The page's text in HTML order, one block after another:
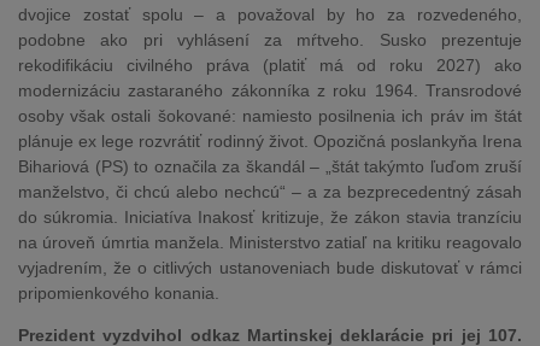
dvojice zostať spolu – a považoval by ho za rozvedeného,
podobne ako pri vyhlásení za mŕtveho. Susko prezentuje
rekodifikáciu civilného práva (platiť má od roku 2027) ako
modernizáciu zastaraného zákonníka z roku 1964. Transrodové
osoby však ostali šokované: namiesto posilnenia ich práv im štát
plánuje ex lege rozvrátiť rodinný život. Opozičná poslankyňa Irena
Bihariová (PS) to označila za škandál – „štát takýmto ľuďom zruší
manželstvo, či chcú alebo nechcú“ – a za bezprecedentný zásah
do súkromia. Iniciatíva Inakosť kritizuje, že zákon stavia tranzíciu
na úroveň úmrtia manžela. Ministerstvo zatiaľ na kritiku reagovalo
vyjadrením, že o citlivých ustanoveniach bude diskutovať v rámci
pripomienkového konania.
Prezident vyzdvihol odkaz Martinskej deklarácie pri jej 107.